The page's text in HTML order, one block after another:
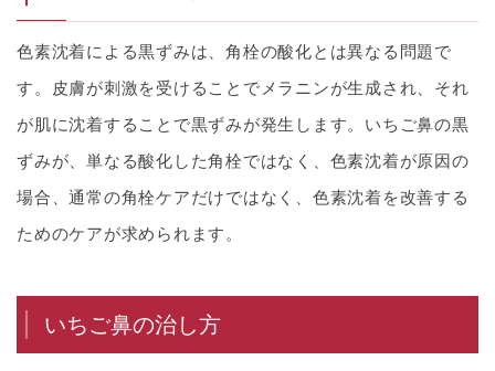
色素沈着による黒ずみは、角栓の酸化とは異なる問題で
す。皮膚が刺激を受けることでメラニンが生成され、それ
が肌に沈着することで黒ずみが発生します。いちご鼻の黒
ずみが、単なる酸化した角栓ではなく、色素沈着が原因の
場合、通常の角栓ケアだけではなく、色素沈着を改善する
ためのケアが求められます。
いちご鼻の治し方